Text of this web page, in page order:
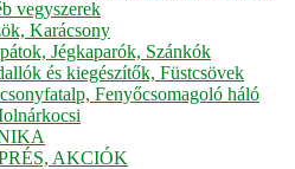
vegyszerek
Karácsony
Jégkaparók, Szánkók
és kiegészítők, Füstcsövek
Fenyőcsomagoló háló
AKCIÓK